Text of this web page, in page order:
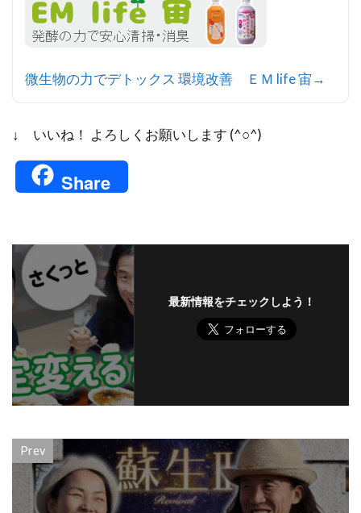
微生物の力でデトックス 環境改善 ＥＭ life 宙→
↓ いいね！ よろしくお願いします (^○^)
Share
最新情報をチェックしよう！
Prev